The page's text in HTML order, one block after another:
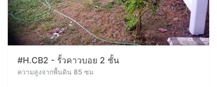
#H.CB2 - รั้วคาวบอย 2 ชั้น
ความสูงจากพื้นดิน 85 ซม